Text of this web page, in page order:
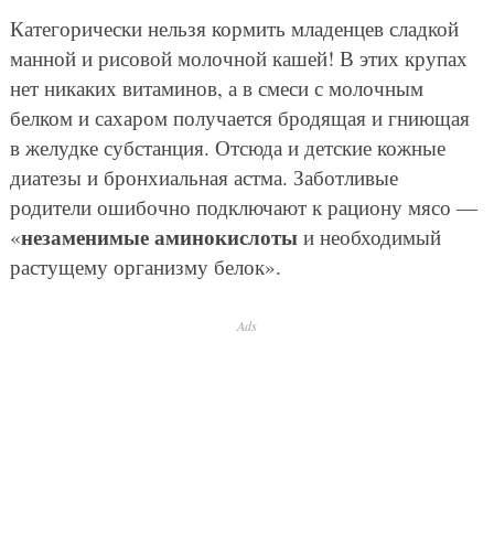
Категорически нельзя кормить младенцев сладкой
манной и рисовой молочной кашей! В этих крупах
нет никаких витаминов, а в смеси с молочным
белком и сахаром получается бродящая и гниющая
в желудке субстанция. Отсюда и детские кожные
диатезы и бронхиальная астма. Заботливые
родители ошибочно подключают к рациону мясо —
«незаменимые аминокислотыи необходимый
растущему организму белок».
Ads